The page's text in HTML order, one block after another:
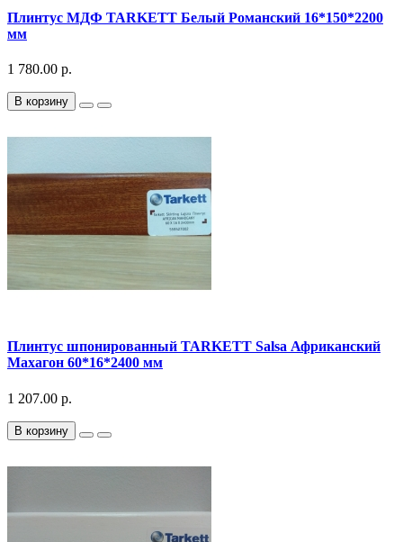
Плинтус МДФ TARKETT Белый Романский 16*150*2200
мм
1 780.00 р.
В корзину
Плинтус шпонированный TARKETT Salsa Африканский
Махагон 60*16*2400 мм
1 207.00 р.
В корзину